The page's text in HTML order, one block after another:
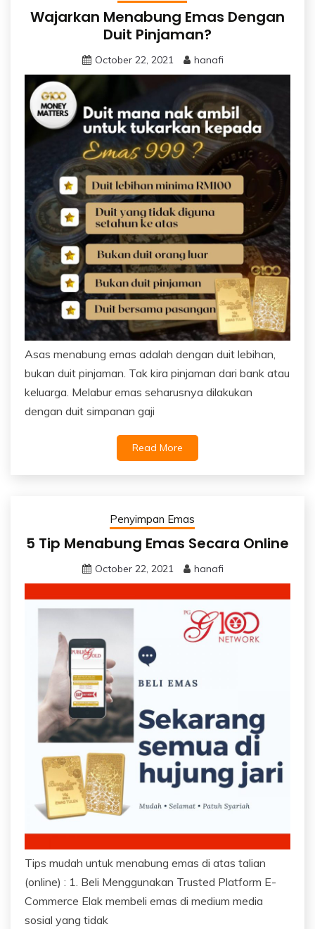
Wajarkan Menabung Emas Dengan
Duit Pinjaman?
October 22, 2021 hanafi
Asas menabung emas adalah dengan duit lebihan,
bukan duit pinjaman. Tak kira pinjaman dari bank atau
keluarga. Melabur emas seharusnya dilakukan
dengan duit simpanan gaji
Read More
Penyimpan Emas
5 Tip Menabung Emas Secara Online
October 22, 2021 hanafi
Tips mudah untuk menabung emas di atas talian
(online) : 1. Beli Menggunakan Trusted Platform E-
Commerce Elak membeli emas di medium media
sosial yang tidak